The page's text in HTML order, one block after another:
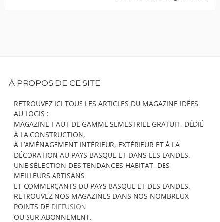
Content
À PROPOS DE CE SITE
RETROUVEZ ICI TOUS LES ARTICLES DU MAGAZINE IDÉES
AU LOGIS :
MAGAZINE HAUT DE GAMME SEMESTRIEL GRATUIT, DÉDIÉ
À LA CONSTRUCTION,
À L’AMÉNAGEMENT INTÉRIEUR, EXTÉRIEUR ET À LA
DÉCORATION AU PAYS BASQUE ET DANS LES LANDES.
UNE SÉLECTION DES TENDANCES HABITAT, DES
MEILLEURS ARTISANS
ET COMMERÇANTS DU PAYS BASQUE ET DES LANDES.
RETROUVEZ NOS MAGAZINES DANS NOS NOMBREUX
POINTS DE DIFFUSION
OU SUR ABONNEMENT.